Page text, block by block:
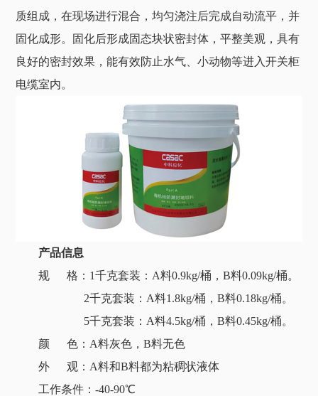
质组成，在现场进行混合，均匀浇注后完成自动流平，并
固化成形。固化后形成固态块状密封体，平整美观，具有
良好的密封效果，能有效防止水气、小动物等进入开关柜
电缆室内。
产品信息
规 格： 1千克套装：A料0.9kg/桶，B料0.09kg/桶。
2千克套装：A料1.8kg/桶，B料0.18kg/桶。
5千克套装：A料4.5kg/桶，B料0.45kg/桶。
颜 色：A料灰色，B料无色
外 观：A料和B料都为粘稠状液体
工作条件：-40-90℃